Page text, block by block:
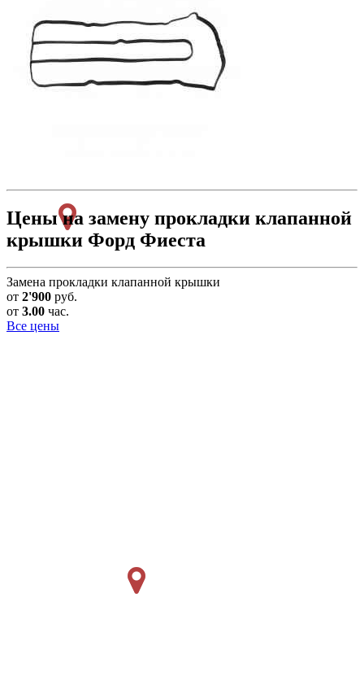
Цены на замену прокладки клапанной
крышки Форд Фиеста
Замена прокладки клапанной крышки
от 2'900 руб.
от 3.00 час.
Все цены